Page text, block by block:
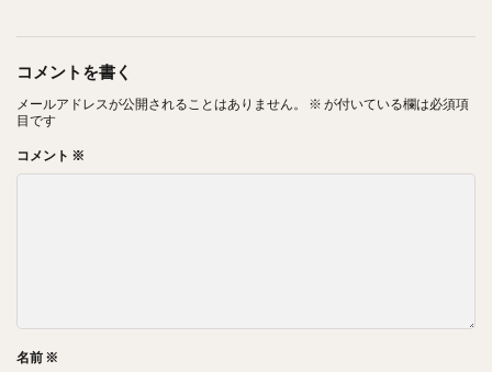
コメントを書く
メールアドレスが公開されることはありません。 ※ が付いている欄は必須項
目です
コメント ※
名前 ※